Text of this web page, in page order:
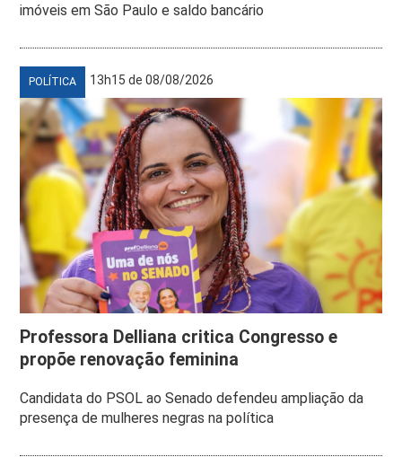
imóveis em São Paulo e saldo bancário
POLÍTICA 13h15 de 08/08/2026
Professora Delliana critica Congresso e
propõe renovação feminina
Candidata do PSOL ao Senado defendeu ampliação da
presença de mulheres negras na política